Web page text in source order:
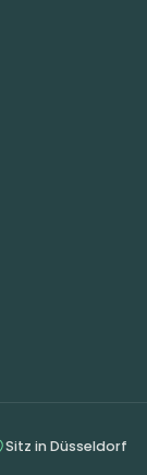
Sitz in Düsseldorf